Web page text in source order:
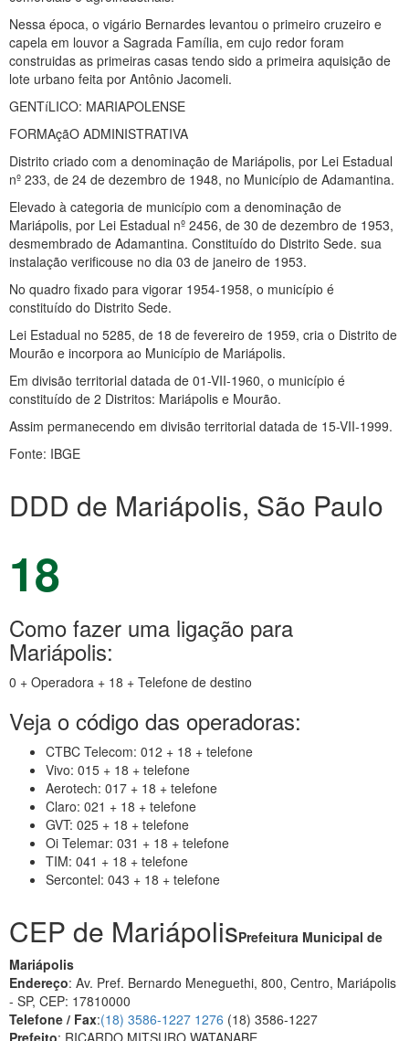
Nessa época, o vigário Bernardes levantou o primeiro cruzeiro e
capela em louvor a Sagrada Família, em cujo redor foram
construidas as primeiras casas tendo sido a primeira aquisição de
lote urbano feita por Antônio Jacomeli.
GENTíLICO: MARIAPOLENSE
FORMAçãO ADMINISTRATIVA
Distrito criado com a denominação de Mariápolis, por Lei Estadual
nº 233, de 24 de dezembro de 1948, no Município de Adamantina.
Elevado à categoria de município com a denominação de
Mariápolis, por Lei Estadual nº 2456, de 30 de dezembro de 1953,
desmembrado de Adamantina. Constituído do Distrito Sede. sua
instalação verificouse no dia 03 de janeiro de 1953.
No quadro fixado para vigorar 1954-1958, o município é
constituído do Distrito Sede.
Lei Estadual no 5285, de 18 de fevereiro de 1959, cria o Distrito de
Mourão e incorpora ao Município de Mariápolis.
Em divisão territorial datada de 01-VII-1960, o município é
constituído de 2 Distritos: Mariápolis e Mourão.
Assim permanecendo em divisão territorial datada de 15-VII-1999.
Fonte: IBGE
DDD de Mariápolis, São Paulo
18
Como fazer uma ligação para
Mariápolis:
0 + Operadora + 18 + Telefone de destino
Veja o código das operadoras:
CTBC Telecom: 012 + 18 + telefone
Vivo: 015 + 18 + telefone
Aerotech: 017 + 18 + telefone
Claro: 021 + 18 + telefone
GVT: 025 + 18 + telefone
Oi Telemar: 031 + 18 + telefone
TIM: 041 + 18 + telefone
Sercontel: 043 + 18 + telefone
CEP de MariápolisPrefeitura Municipal de
Mariápolis
Endereço: Av. Pref. Bernardo Meneguethi, 800, Centro, Mariápolis
- SP, CEP: 17810000
Telefone / Fax:(18) 3586-1227 1276 (18) 3586-1227
Prefeito: RICARDO MITSURO WATANABE